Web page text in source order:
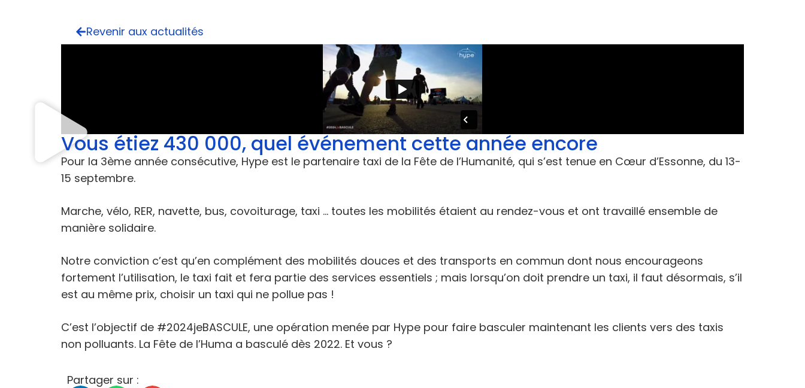
Revenir aux actualités
Vous étiez 430 000, quel événement cette année encore
Pour la 3ème année consécutive, Hype est le partenaire taxi de la Fête de l’Humanité, qui s’est tenue en Cœur d’Essonne, du 13-
15 septembre.
Marche, vélo, RER, navette, bus, covoiturage, taxi … toutes les mobilités étaient au rendez-vous et ont travaillé ensemble de
manière solidaire.
Notre conviction c’est qu’en complément des mobilités douces et des transports en commun dont nous encourageons
fortement l’utilisation, le taxi fait et fera partie des services essentiels ; mais lorsqu’on doit prendre un taxi, il faut désormais, s’il
est au même prix, choisir un taxi qui ne pollue pas !
C’est l’objectif de #2024jeBASCULE, une opération menée par Hype pour faire basculer maintenant les clients vers des taxis
non polluants. La Fête de l’Huma a basculé dès 2022. Et vous ?
Partager sur :